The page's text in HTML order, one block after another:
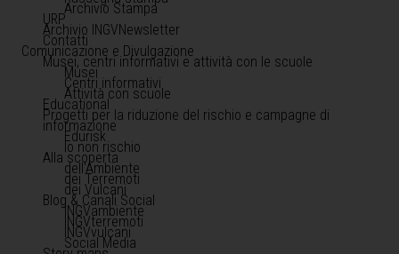
Archivio Stampa
URP
Archivio INGVNewsletter
Contatti
Comunicazione e Divulgazione
Musei, centri informativi e attività con le scuole
Musei
Centri informativi
Attività con scuole
Educational
Progetti per la riduzione del rischio e campagne di
informazione
Edurisk
Io non rischio
Alla scoperta
dell'Ambiente
dei Terremoti
dei Vulcani
Blog & Canali Social
INGVambiente
INGVterremoti
INGVvulcani
Social Media